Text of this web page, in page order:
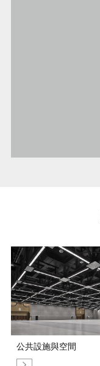
公共設施與空間